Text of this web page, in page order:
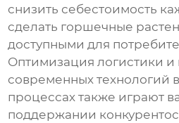
снизить себестоимость
сделать горшечные
доступными для
Оптимизация логистики и
современных технологий
процессах также играют
поддержании